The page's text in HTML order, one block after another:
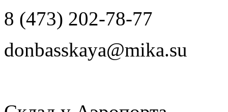
8 (473) 202-78-77
donbasskaya@mika.su